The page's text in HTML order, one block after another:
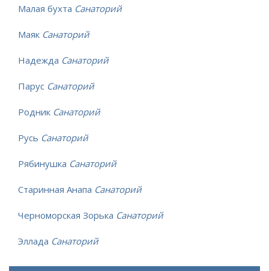
Малая бухта Санаторий
Маяк Санаторий
Надежда Санаторий
Парус Санаторий
Родник Санаторий
Русь Санаторий
Рябинушка Санаторий
Старинная Анапа Санаторий
Черноморская Зорька Санаторий
Эллада Санаторий